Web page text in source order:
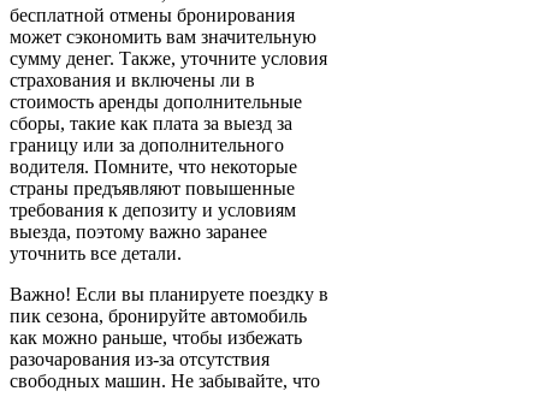
бесплатной отмены бронирования
может сэкономить вам значительную
сумму денег. Также, уточните условия
страхования и включены ли в
стоимость аренды дополнительные
сборы, такие как плата за выезд за
границу или за дополнительного
водителя. Помните, что некоторые
страны предъявляют повышенные
требования к депозиту и условиям
выезда, поэтому важно заранее
уточнить все детали.
Важно! Если вы планируете поездку в
пик сезона, бронируйте автомобиль
как можно раньше, чтобы избежать
разочарования из-за отсутствия
свободных машин. Не забывайте, что